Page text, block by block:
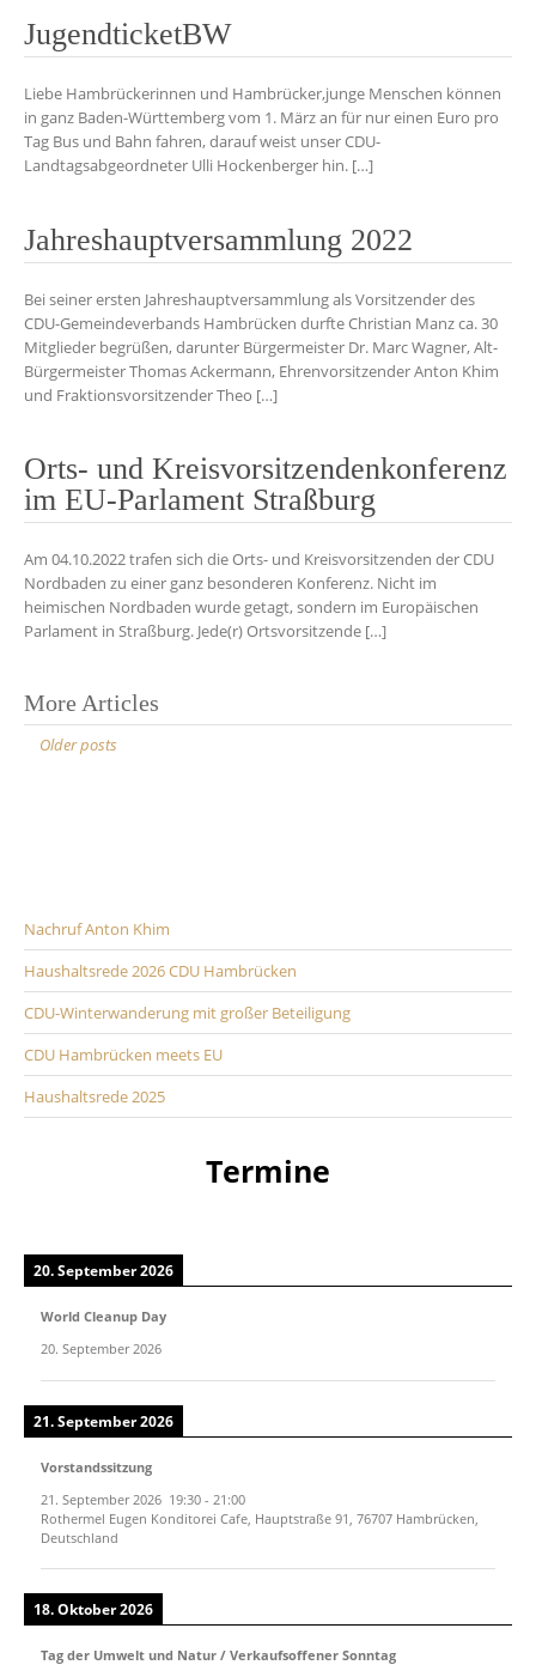
JugendticketBW
Liebe Hambrückerinnen und Hambrücker,junge Menschen können
in ganz Baden-Württemberg vom 1. März an für nur einen Euro pro
Tag Bus und Bahn fahren, darauf weist unser CDU-
Landtagsabgeordneter Ulli Hockenberger hin. […]
Jahreshauptversammlung 2022
Bei seiner ersten Jahreshauptversammlung als Vorsitzender des
CDU-Gemeindeverbands Hambrücken durfte Christian Manz ca. 30
Mitglieder begrüßen, darunter Bürgermeister Dr. Marc Wagner, Alt-
Bürgermeister Thomas Ackermann, Ehrenvorsitzender Anton Khim
und Fraktionsvorsitzender Theo […]
Orts- und Kreisvorsitzendenkonferenz
im EU-Parlament Straßburg
Am 04.10.2022 trafen sich die Orts- und Kreisvorsitzenden der CDU
Nordbaden zu einer ganz besonderen Konferenz. Nicht im
heimischen Nordbaden wurde getagt, sondern im Europäischen
Parlament in Straßburg. Jede(r) Ortsvorsitzende […]
Posts
navigation
More Articles
Older posts
Nachruf Anton Khim
Haushaltsrede 2026 CDU Hambrücken
CDU-Winterwanderung mit großer Beteiligung
CDU Hambrücken meets EU
Haushaltsrede 2025
Termine
20. September 2026
World Cleanup Day
20. September 2026
21. September 2026
Vorstandssitzung
21. September 2026 19:30 - 21:00
Rothermel Eugen Konditorei Cafe, Hauptstraße 91, 76707 Hambrücken,
Deutschland
18. Oktober 2026
Tag der Umwelt und Natur / Verkaufsoffener Sonntag